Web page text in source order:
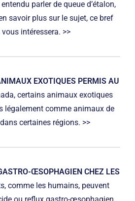
parler de queue d’étalon,
savoir plus sur le sujet, ce bref
intéressera. >>
EXOTIQUES PERMIS AU
certains animaux exotiques
légalement comme animaux de
certaines régions. >>
ŒSOPHAGIEN CHEZ LES
comme les humains, peuvent